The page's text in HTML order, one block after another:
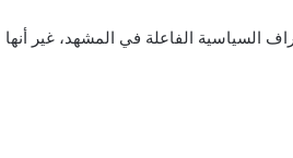
السياسية الفاعلة في المشهد، غير أنها